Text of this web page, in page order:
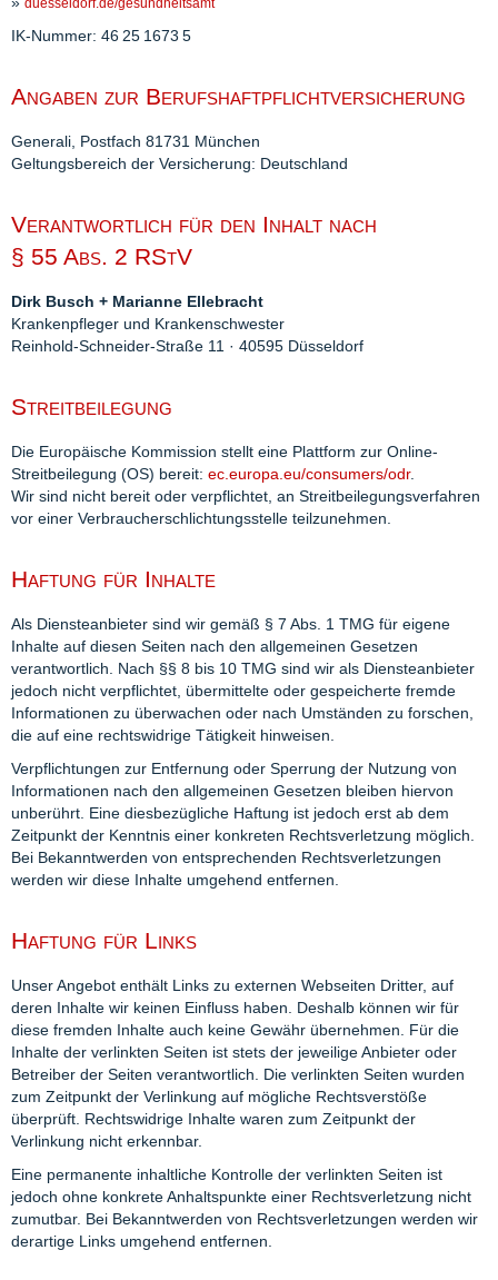
duesseldorf.de/gesundheitsamt
IK-Nummer: 46 25 1673 5
Angaben zur Berufshaftpflichtversicherung
Generali, Postfach 81731 München
Geltungsbereich der Versicherung: Deutschland
Verantwortlich für den Inhalt nach
§ 55 Abs. 2 RStV
Dirk Busch + Marianne Ellebracht
Krankenpfleger und Krankenschwester
Reinhold-Schneider-Straße 11 · 40595 Düsseldorf
Streitbeilegung
Die Europäische Kommission stellt eine Plattform zur Online-
Streitbeilegung (OS) bereit: ec.europa.eu/consumers/odr.
Wir sind nicht bereit oder verpflichtet, an Streit­beilegungs­verfahren
vor einer Verbraucher­schlichtungs­stelle teilzunehmen.
Haftung für Inhalte
Als Diensteanbieter sind wir gemäß § 7 Abs. 1 TMG für eigene
Inhalte auf diesen Seiten nach den allgemeinen Gesetzen
verantwortlich. Nach §§ 8 bis 10 TMG sind wir als Diensteanbieter
jedoch nicht verpflichtet, übermittelte oder ge­spei­cherte fremde
Informationen zu überwachen oder nach Umständen zu forschen,
die auf eine rechtswidrige Tätigkeit hinweisen.
Verpflichtungen zur Entfernung oder Sperrung der Nutzung von
Informationen nach den allgemeinen Gesetzen bleiben hiervon
unberührt. Eine dies­be­züg­liche Haftung ist jedoch erst ab dem
Zeitpunkt der Kenntnis einer konkreten Rechts­verletzung möglich.
Bei Bekanntwerden von entsprechenden Rechtsverletzungen
werden wir diese Inhalte umgehend entfernen.
Haftung für Links
Unser Angebot enthält Links zu externen Webseiten Dritter, auf
deren Inhalte wir keinen Einfluss haben. Deshalb können wir für
diese fremden Inhalte auch keine Gewähr übernehmen. Für die
Inhalte der verlinkten Seiten ist stets der jeweilige Anbieter oder
Betreiber der Seiten verantwortlich. Die verlinkten Seiten wurden
zum Zeitpunkt der Verlinkung auf mögliche Rechtsverstöße
überprüft. Rechtswidrige Inhalte waren zum Zeitpunkt der
Verlinkung nicht erkennbar.
Eine permanente inhaltliche Kontrolle der verlinkten Seiten ist
jedoch ohne konkrete Anhaltspunkte einer Rechtsverletzung nicht
zumutbar. Bei Bekanntwerden von Rechtsverletzungen werden wir
derartige Links umgehend entfernen.